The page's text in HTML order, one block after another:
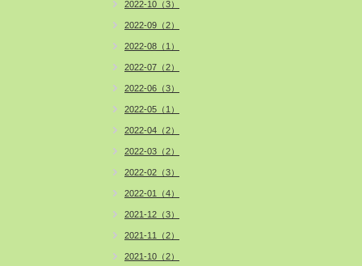
2022-10（3）
2022-09（2）
2022-08（1）
2022-07（2）
2022-06（3）
2022-05（1）
2022-04（2）
2022-03（2）
2022-02（3）
2022-01（4）
2021-12（3）
2021-11（2）
2021-10（2）